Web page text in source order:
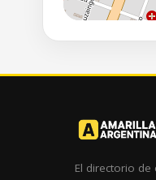
El directorio